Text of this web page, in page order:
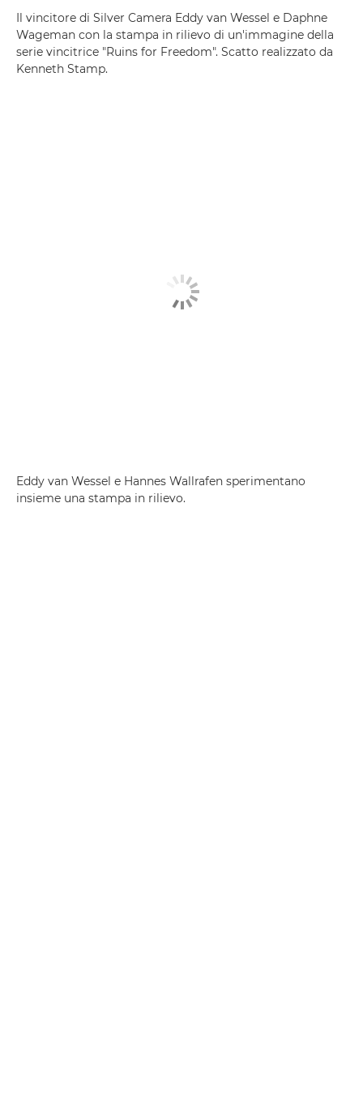
Il vincitore di Silver Camera Eddy van Wessel e Daphne
Wageman con la stampa in rilievo di un'immagine della
serie vincitrice "Ruins for Freedom". Scatto realizzato da
Kenneth Stamp.
Eddy van Wessel e Hannes Wallrafen sperimentano
insieme una stampa in rilievo.